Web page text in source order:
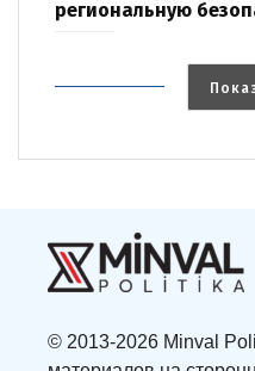
региональную
© 2013-2026 Minval